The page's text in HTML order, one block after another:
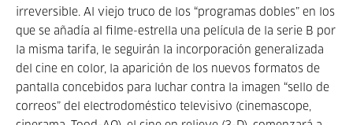
irreversible. Al viejo truco de los “programas dobles” en los
que se añadía al filme-estrella una película de la serie B por
la misma tarifa, le seguirán la incorporación generalizada
del cine en color, la aparición de los nuevos formatos de
pantalla concebidos para luchar contra la imagen “sello de
correos” del electrodoméstico televisivo (cinemascope,